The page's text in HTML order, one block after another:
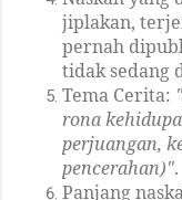
jiplakan,
pernah
tidak sedang
Tema Cerita:
rona
perjuangan,
pencerahan)".
Panjang